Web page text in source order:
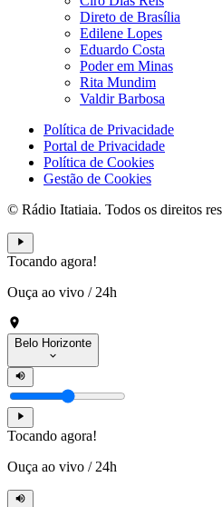
Direto de Brasília
Edilene Lopes
Eduardo Costa
Poder em Minas
Rita Mundim
Valdir Barbosa
Política de Privacidade
Portal de Privacidade
Política de Cookies
Gestão de Cookies
© Rádio Itatiaia. Todos os direitos
Tocando agora!
Ouça ao vivo / 24h
Belo Horizonte
Tocando agora!
Ouça ao vivo / 24h